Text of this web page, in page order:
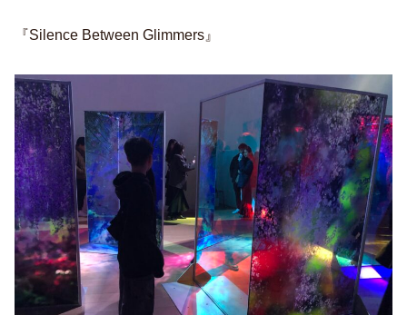
『Silence Between Glimmers』